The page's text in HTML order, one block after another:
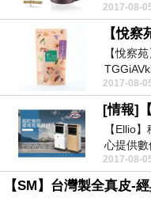
生...
2017-08-
【悅察
館」，富
2017-08-
【Ellio
心提供數
2017-08-